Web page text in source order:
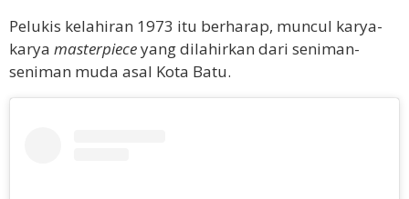
Pelukis kelahiran 1973 itu berharap, muncul karya-
karya masterpieceyang dilahirkan dari seniman-
seniman muda asal Kota Batu.